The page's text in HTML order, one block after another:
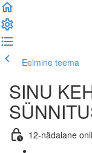
Eelmine teema
SINU
12-nädalane